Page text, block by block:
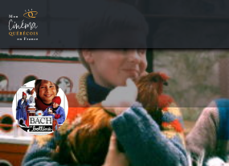
Bach et Bottine